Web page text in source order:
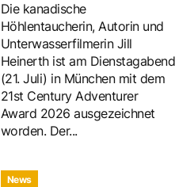
Die kanadische
Höhlentaucherin, Autorin und
Unterwasserfilmerin Jill
Heinerth ist am Dienstagabend
(21. Juli) in München mit dem
21st Century Adventurer
Award 2026 ausgezeichnet
worden. Der...
News